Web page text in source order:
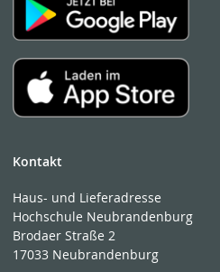
Kontakt
Haus- und Lieferadresse
Hochschule Neubrandenburg
Brodaer Straße 2
17033 Neubrandenburg